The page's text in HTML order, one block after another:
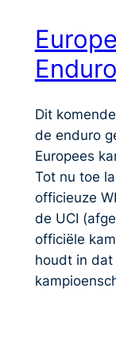
Dit
de enduro
Europees
Tot nu toe
officieuze
de UCI
officiële
houdt in